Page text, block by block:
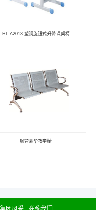
HL-A2013 塑钢旋钮式升降课桌椅
钢管豪华教学椅